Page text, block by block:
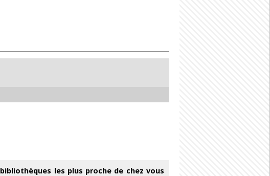
bibliothèques les plus proche de chez vous